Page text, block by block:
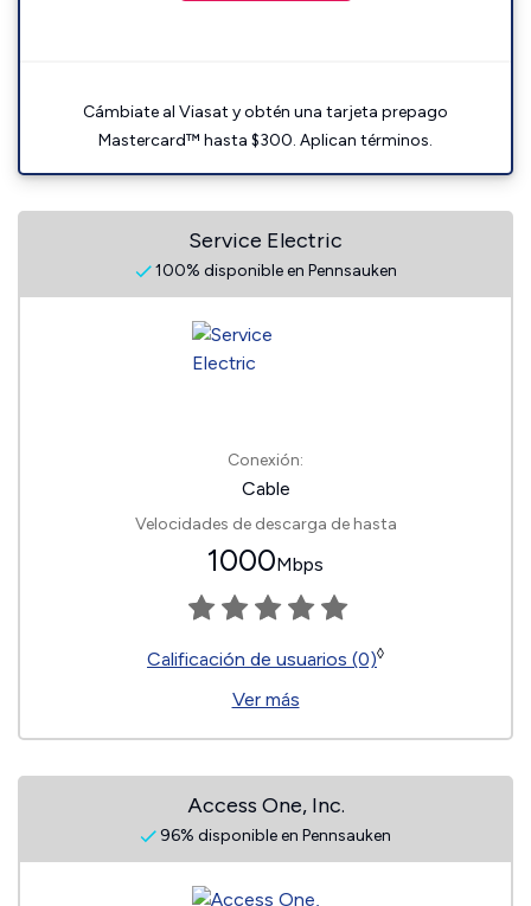
Cámbiate al Viasat y obtén una tarjeta prepago
Mastercard™ hasta $300. Aplican términos.
Service Electric
100% disponible en Pennsauken
Conexión:
Cable
Velocidades de descarga de hasta
1000Mbps
Calificación de usuarios (0)◊
Ver más
Access One, Inc.
96% disponible en Pennsauken